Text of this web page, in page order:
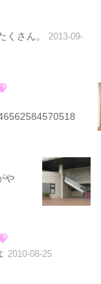
さん。
2013-09-
や
2010-08-25